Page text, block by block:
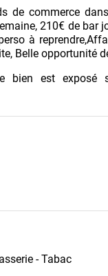
de commerce
210€ de bar
à
Belle opportunité
bien est exposé
- Tabac